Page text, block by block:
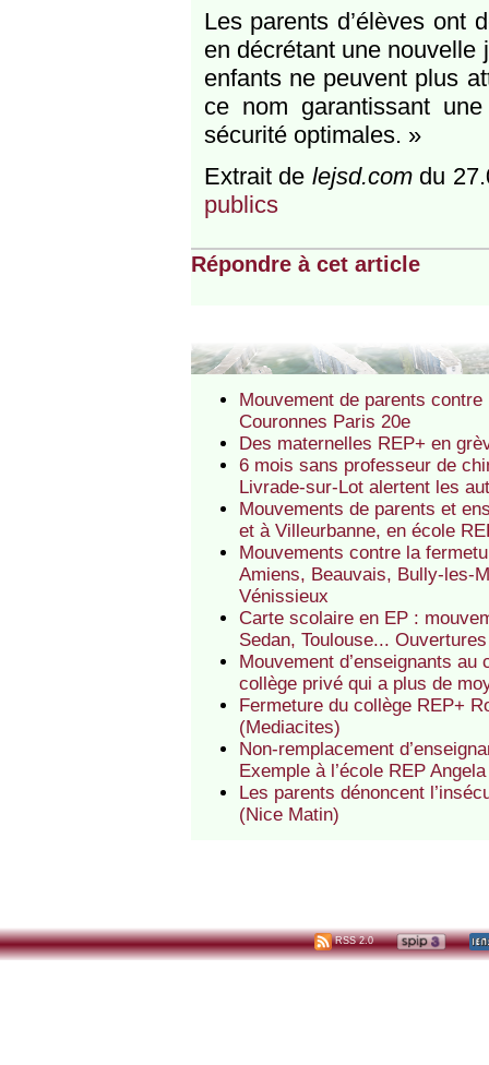
Les parents d’élèves ont
en décrétant une
enfants ne peuvent plus
ce nom garantissant
sécurité optimales. »
Extrait de lejsd.comdu
publics
Répondre à cet article
Mouvement de parents
Couronnes Paris 20e
Des maternelles REP+ en
6 mois sans professeur de
Livrade-sur-Lot alertent les
Mouvements de parents et
et à Villeurbanne, en école
Mouvements contre la
Amiens, Beauvais, Bully-les-
Vénissieux
Carte scolaire en EP :
Sedan, Toulouse...
Mouvement d’enseignants
collège privé qui a plus de
Fermeture du collège REP+
(Mediacites)
Non-remplacement
Exemple à l’école REP
Les parents dénoncent
(Nice Matin)
RSS 2.0